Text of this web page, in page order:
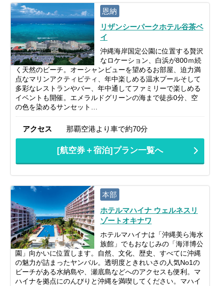
恩納
リザンシーパークホテル谷茶ベ
イ
沖縄海岸国定公園に位置する贅沢
なロケーション、白浜が800ｍ続
く天然のビーチ。オーシャンビューを望めるお部屋、迫力満
点なマリンアクティビティ、年中楽しめる温水プールそして
多彩なレストランやバー、年中通してファミリーで楽しめる
イベントも開催。エメラルドグリーンの海まで徒歩0分、空
の色を染めるサンセット…
アクセス 那覇空港より車で約70分
[航空券＋宿泊]プラン一覧へ
本部
ホテルマハイナ ウェルネスリ
ゾートオキナワ
ホテルマハイナは「沖縄美ら海水
族館」でもおなじみの「海洋博公
園」向かいに位置します。自然、文化、歴史、すべてに沖縄
の魅力が詰まったヤンバル。透明度ときれいさの人気No1の
ビーチがある水納島や、瀬底島などへのアクセスも便利。マ
ハイナを拠点にのんびりと沖縄を満喫してください。マハイ